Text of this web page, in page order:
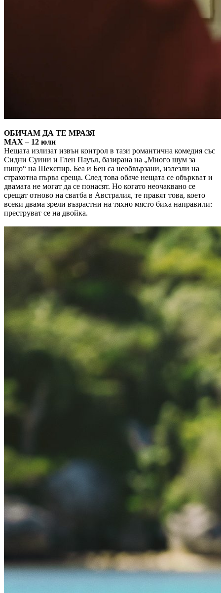
ОБИЧАМ ДА ТЕ МРАЗЯ
MAX – 12 юли
Нещата излизат извън контрол в тази романтична комедия със
Сидни Суини и Глен Пауъл, базирана на „Много шум за
нищо“ на Шекспир. Беа и Бен са необвързани, излезли на
страхотна първа среща. След това обаче нещата се объркват и
двамата не могат да се понасят. Но когато неочаквано се
срещат отново на сватба в Австралия, те правят това, което
всеки двама зрели възрастни на тяхно място биха направили:
преструват се на двойка.